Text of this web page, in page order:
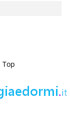
Top